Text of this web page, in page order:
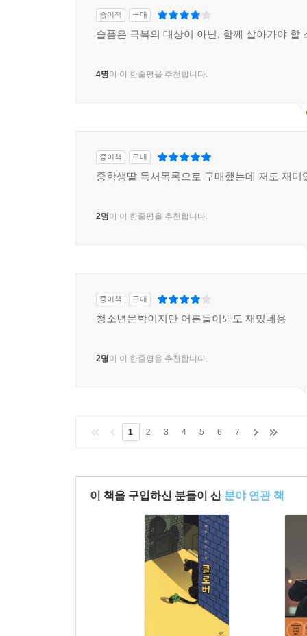
종이책 구매
슬픔은 극복의 대상이 아닌, 함께 살아가야 할
4명이 이 한줄평을 추천합니다.
종이책 구매
중학생딸 독서목록으로 구매했는데 저도 재미
2명이 이 한줄평을 추천합니다.
종이책 구매
청소년문학이지만 어른들이봐도 재밌네용
2명이 이 한줄평을 추천합니다.
1 2 3 4 5 6 7
이 책을 구입하신 분들이 산 분야 연관 책